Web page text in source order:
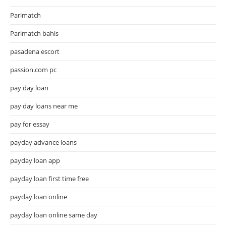
Parimatch
Parimatch bahis
pasadena escort
passion.com pc
pay day loan
pay day loans near me
pay for essay
payday advance loans
payday loan app
payday loan first time free
payday loan online
payday loan online same day